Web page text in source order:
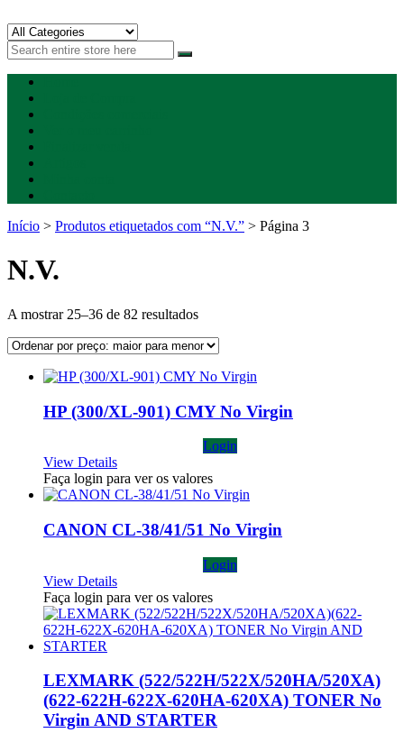
to
navigation
to
content
Happygreen – Tinteiros Vazios
Tinteiros vazios Happygreen
Início > Produtos etiquetados com “N.V.” > Página 3
N.V.
A mostrar 25–36 de 82 resultadosOrdenado
preço:
para
HP (300/XL-901) CMY No Virgin
Login
View Details
Faça login para ver os valores
CANON CL-38/41/51 No Virgin
Login
View Details
Faça login para ver os valores
LEXMARK (522/522H/522X/520HA/520XA)
(622-622H-622X-620HA-620XA) TONER No
Virgin AND STARTER